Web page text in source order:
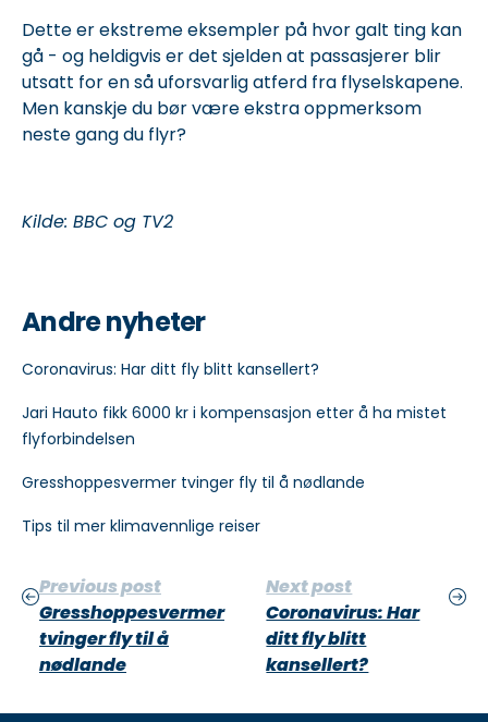
Dette er ekstreme eksempler på hvor galt ting kan
gå - og heldigvis er det sjelden at passasjerer blir
utsatt for en så uforsvarlig atferd fra flyselskapene.
Men kanskje du bør være ekstra oppmerksom
neste gang du flyr?
Kilde: BBC og TV2
Andre nyheter
Coronavirus: Har ditt fly blitt kansellert?
Jari Hauto fikk 6000 kr i kompensasjon etter å ha mistet
flyforbindelsen
Gresshoppesvermer tvinger fly til å nødlande
Tips til mer klimavennlige reiser
Previous post
Gresshoppesvermer
tvinger fly til å
nødlande
Next post
Coronavirus: Har
ditt fly blitt
kansellert?